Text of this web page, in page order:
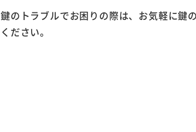
鍵のトラブルでお困りの際は、お気軽に鍵
ください。